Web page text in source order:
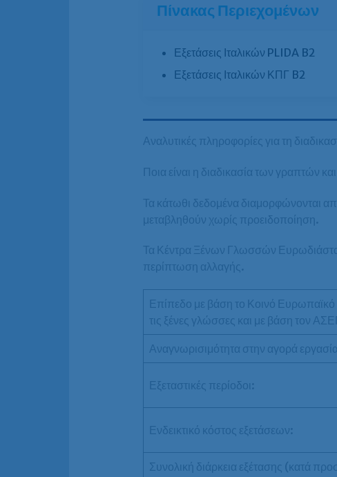
Πίνακας Περιεχομένων
Εξετάσεις Ιταλικών PLIDA B2
Εξετάσεις Ιταλικών ΚΠΓ B2
Αναλυτικές πληροφορίες για τη
Ποια είναι η διαδικασία των γραπτών
Τα κάτωθι δεδομένα διαμορφώνονται
μεταβληθούν χωρίς προειδοποίηση.
Τα Κέντρα Ξένων Γλωσσών
περίπτωση αλλαγής.
Επίπεδο με βάση το Κοινό Ευρωπαϊκό
τις ξένες γλώσσες και με βάση τον
Αναγνωρισιμότητα στην αγορά
Εξεταστικές περίοδοι:
Ενδεικτικό κόστος εξετάσεων:
Συνολική διάρκεια εξέτασης (κατά